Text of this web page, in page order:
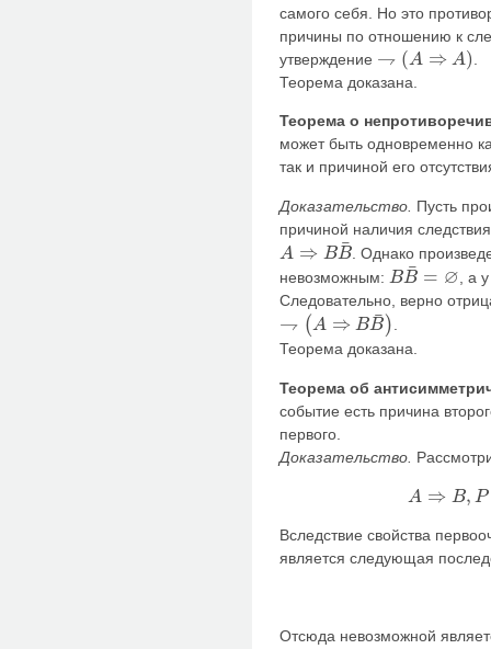
самого себя. Но это
причины по отношению к
утверждение ⇁ (A ⇒ A)
⇁(A ⇒A)
Теорема доказана.
Теорема о
может быть одновременно
так и причиной его
Доказательство. Пусть
причиной наличия
A ⇒ BB
¯
A⇒ BB¯
. Однако
невозможным: BB
¯ = ∅
BB¯= ∅
, а
Следовательно, верно
⇁ (A ⇒ BB
¯)
⇁(A ⇒BB ¯)
.
Теорема доказана.
Теорема об
событие есть причина
первого.
Доказательство.
A ⇒ B, P
A⇒ B,P (A)≠ 0
Вследствие свойства
является следующая
Отсюда невозможной